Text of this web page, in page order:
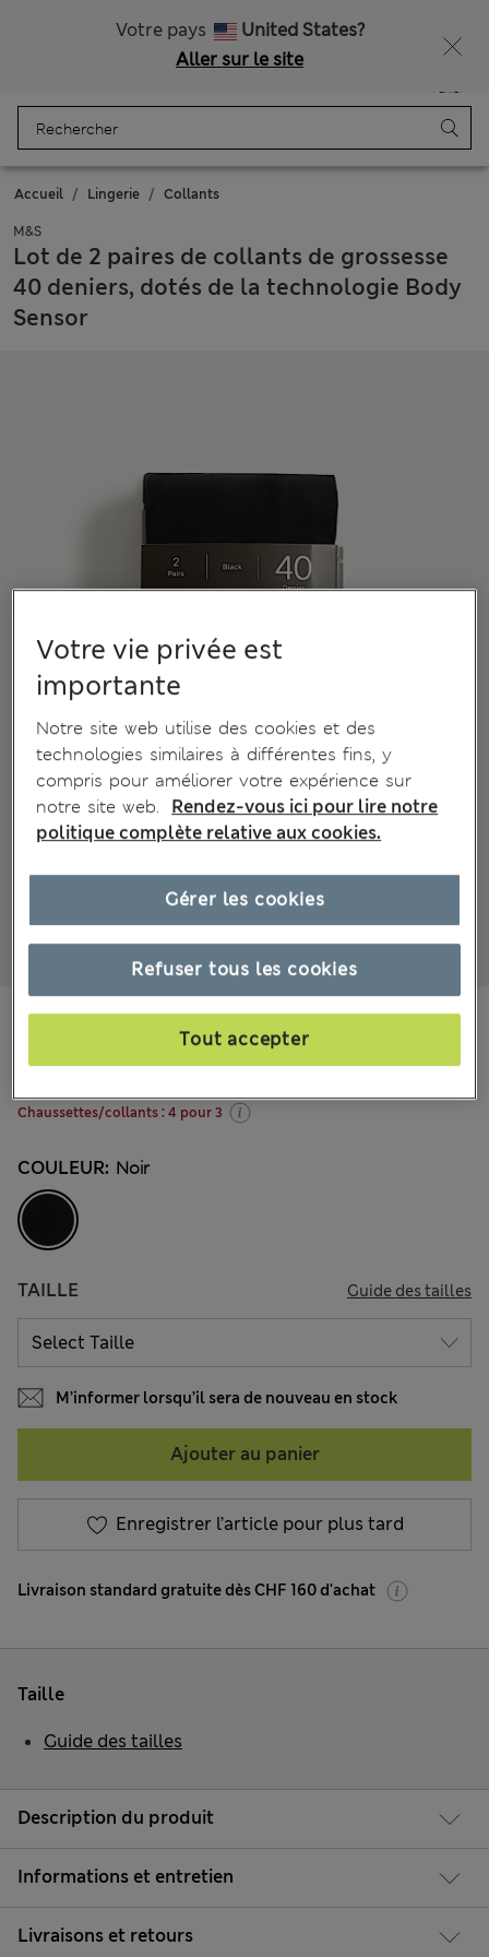
Votre pays
United States?
Aller sur le site
Panier
Accueil Lingerie Collants
M&S
Lot de 2 paires de collants de grossesse
40 deniers, dotés de la technologie Body
Sensor
CHF27.90
Tous les prix incluent les taxes et les frais de douanes
Chaussettes/collants : 4 pour 3
COULEUR: Noir
TAILLE Guide des tailles
M’informer lorsqu’il sera de nouveau en stock
Ajouter au panier
Enregistrer l’article pour plus tard
Livraison standard gratuite dès CHF 160 d'achat
Description du produit
Informations et entretien
Livraisons et retours
Taille
Guide des tailles
Votre vie privée est
importante
Notre site web utilise des cookies et des
technologies similaires à différentes fins, y
compris pour améliorer votre expérience sur
notre site web.
Rendez-vous ici pour lire notre
politique complète relative aux cookies.
Refuser tous les cookies
Tout accepter
Gérer les cookies